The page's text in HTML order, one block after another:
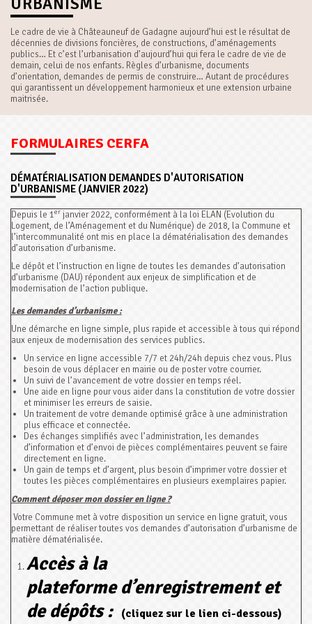
Le cadre de vie à Châteauneuf de Gadagne aujourd’hui est le résultat de
décennies de divisions foncières, de constructions, d’aménagements
publics… Et c’est l’urbanisation d’aujourd’hui qui fera le cadre de vie de
demain, celui de nos enfants. Règles d’urbanisme, documents
d’orientation, demandes de permis de construire… Autant de procédures
qui garantissent un développement harmonieux et une extension urbaine
maitrisée.
FORMULAIRES CERFA
DÉMATÉRIALISATION DEMANDES D'AUTORISATION
D'URBANISME (JANVIER 2022)
Depuis le 1er janvier 2022, conformément à la loi ELAN (Evolution du
Logement, de l’Aménagement et du Numérique) de 2018, la Commune et
l’intercommunalité ont mis en place la dématérialisation des demandes
d’autorisation d’urbanisme.
Le dépôt et l’instruction en ligne de toutes les demandes d’autorisation
d’urbanisme (DAU) répondent aux enjeux de simplification et de
modernisation de l’action publique.
Les demandes d’urbanisme :
Une démarche en ligne simple, plus rapide et accessible à tous qui répond
aux enjeux de modernisation des services publics.
Un service en ligne accessible 7/7 et 24h/24h depuis chez vous. Plus
besoin de vous déplacer en mairie ou de poster votre courrier.
Un suivi de l’avancement de votre dossier en temps réel.
Une aide en ligne pour vous aider dans la constitution de votre dossier
et minimiser les erreurs de saisie.
Un traitement de votre demande optimisé grâce à une administration
plus efficace et connectée.
Des échanges simplifiés avec l’administration, les demandes
d’information et d’envoi de pièces complémentaires peuvent se faire
directement en ligne.
Un gain de temps et d’argent, plus besoin d’imprimer votre dossier et
toutes les pièces complémentaires en plusieurs exemplaires papier.
Comment déposer mon dossier en ligne ?
Votre Commune met à votre disposition un service en ligne gratuit, vous
permettant de réaliser toutes vos demandes d’autorisation d’urbanisme de
matière dématérialisée.
Accès à la
plateforme d’enregistrement et
de dépôts :
(cliquez sur le lien ci-dessous)